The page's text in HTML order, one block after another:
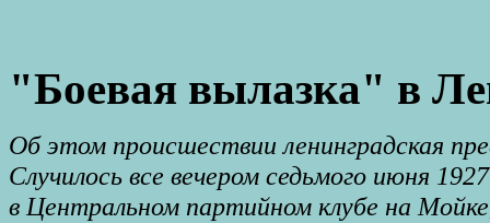
"Боевая вылазка" в
Об этом происшествии ленинградская
Случилось все вечером седьмого июня
в Центральном партийном клубе на